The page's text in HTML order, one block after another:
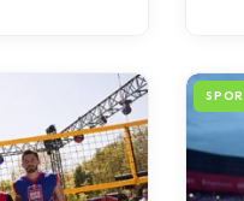
SPOR